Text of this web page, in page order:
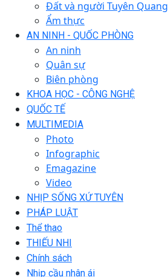
Đất và người Tuyên Quang
Ẩm thực
AN NINH - QUỐC PHÒNG
An ninh
Quân sự
Biên phòng
KHOA HỌC - CÔNG NGHỆ
QUỐC TẾ
MULTIMEDIA
Photo
Infographic
Emagazine
Video
NHỊP SỐNG XỨ TUYÊN
PHÁP LUẬT
Thể thao
THIẾU NHI
Chính sách
Nhịp cầu nhân ái